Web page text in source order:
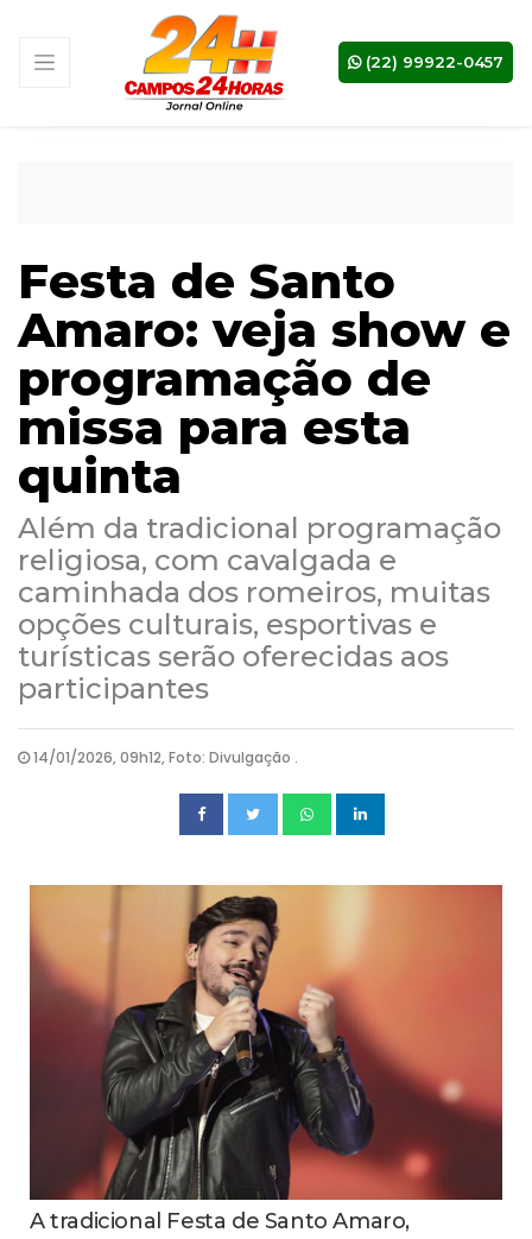
(22) 99922-0457
Festa de Santo
Amaro: veja show e
programação de
missa para esta
quinta
Além da tradicional programação
religiosa, com cavalgada e
caminhada dos romeiros, muitas
opções culturais, esportivas e
turísticas serão oferecidas aos
participantes
14/01/2026, 09h12, Foto: Divulgação .
A tradicional Festa de Santo Amaro,